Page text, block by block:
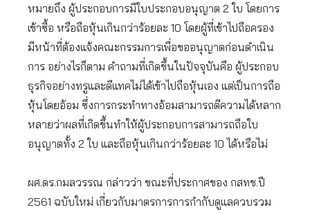
หมายถึง ผู้ประกอบการมีใบประกอบอนุญาต 2 ใบ โดยการ
เข้าซื้อ หรือถือหุ้นเกินกว่าร้อยละ 10 โดยผู้ที่เข้าไปถือครอง
มีหน้าที่ต้องแจ้งคณะกรรมการเพื่อขออนุญาตก่อนดำเนิน
การ อย่างไรก็ตาม คำถามที่เกิดขึ้นในปัจจุบันคือ ผู้ประกอบ
ธุรกิจอย่างทรูและดีแทคไม่ได้เข้าไปถือหุ้นเอง แต่เป็นการถือ
หุ้นโดยอ้อม ซึ่งการกระทำทางอ้อมสามารถตีความได้หลาก
หลายว่าผลที่เกิดขึ้นทำให้ผู้ประกอบการสามารถถือใบ
อนุญาตทั้ง 2 ใบ และถือหุ้นเกินกว่าร้อยละ 10 ได้หรือไม่
ผศ.ดร.กมลวรรณ กล่าวว่า ขณะที่ประกาศของ กสทช.ปี
2561 ฉบับใหม่ เกี่ยวกับมาตรการการกำกับดูแลควบรวม